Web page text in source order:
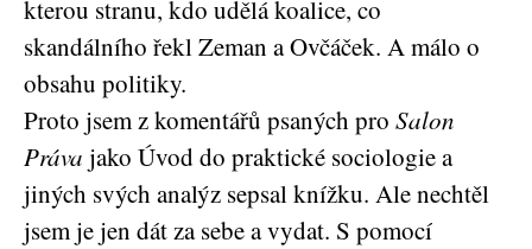
kterou stranu, kdo udělá koalice, co
skandálního řekl Zeman a Ovčáček. A málo o
obsahu politiky.
Proto jsem z komentářů psaných pro Salon
Práva jako Úvod do praktické sociologie a
jiných svých analýz sepsal knížku. Ale nechtěl
jsem je jen dát za sebe a vydat. S pomocí